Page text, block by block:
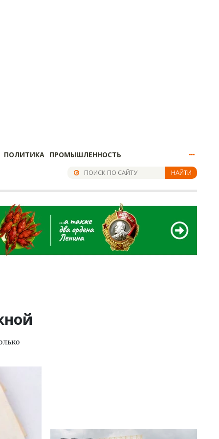
ПОЛИТИКА ПРОМЫШЛЕННОСТЬ
НАЙТИ